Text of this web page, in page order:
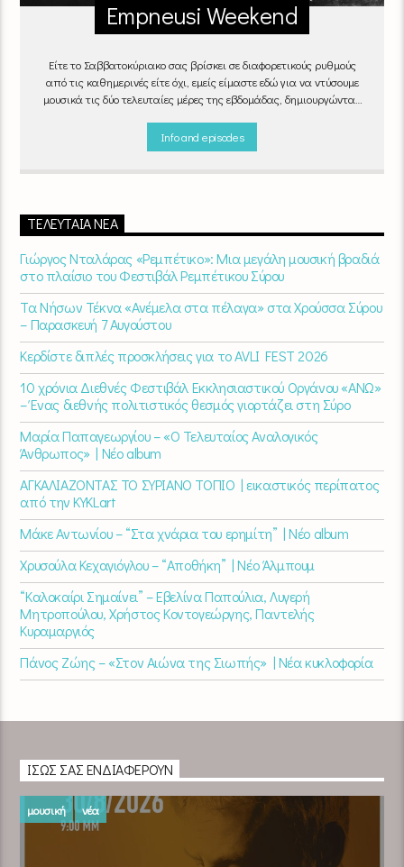
Empneusi Weekend
Είτε το Σαββατοκύριακο σας βρίσκει σε διαφορετικούς ρυθμούς
από τις καθημερινές είτε όχι, εμείς είμαστε εδώ για να ντύσουμε
μουσικά τις δύο τελευταίες μέρες της εβδομάδας, δημιουργώντας
Info and episodes
ΤΕΛΕΥΤΑΊΑ ΝΈΑ
Γιώργος Νταλάρας «Ρεμπέτικο»: Μια μεγάλη μουσική βραδιά
στο πλαίσιο του Φεστιβάλ Ρεμπέτικου Σύρου
Τα Νήσων Τέκνα «Ανέμελα στα πέλαγα» στα Χρούσσα Σύρου
– Παρασκευή 7 Αυγούστου
Κερδίστε διπλές προσκλήσεις για το AVLI FEST 2026
10 χρόνια Διεθνές Φεστιβάλ Εκκλησιαστικού Οργάνου «ΑΝΩ»
– Ένας διεθνής πολιτιστικός θεσμός γιορτάζει στη Σύρο​
Μαρία Παπαγεωργίου – «Ο Τελευταίος Αναλογικός
Άνθρωπος» | Νέο album
ΑΓΚΑΛΙΑΖΟΝΤΑΣ ΤΟ ΣΥΡΙΑΝΟ ΤΟΠΙΟ | εικαστικός περίπατος
από την KYKLart
Μάκε Αντωνίου – “Στα χνάρια του ερημίτη” | Νέο album
Χρυσούλα Κεχαγιόγλου – “Αποθήκη” | Νέο Άλμπουμ
“Καλοκαίρι Σημαίνει” – Εβελίνα Παπούλια, Λυγερή
Μητροπούλου, Χρήστος Κοντογεώργης, Παντελής
Κυραμαργιός
Πάνος Ζώης – «Στον Αιώνα της Σιωπής» | Νέα κυκλοφορία
ΊΣΩΣ ΣΑΣ ΕΝΔΙΑΦΈΡΟΥΝ
μουσική νέα